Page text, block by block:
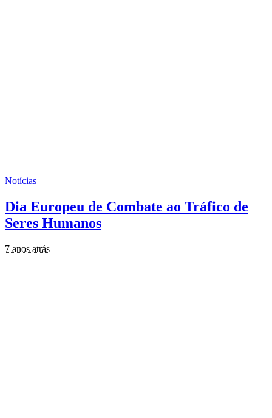
Notícias
Dia Europeu de Combate ao Tráfico de
Seres Humanos
7 anos atrás